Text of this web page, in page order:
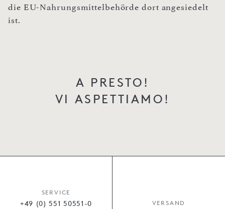
die EU-Nahrungsmittelbehörde dort angesiedelt
ist.
A PRESTO!
VI ASPETTIAMO!
SERVICE
+49 (0) 551 50551-0 VERSAND